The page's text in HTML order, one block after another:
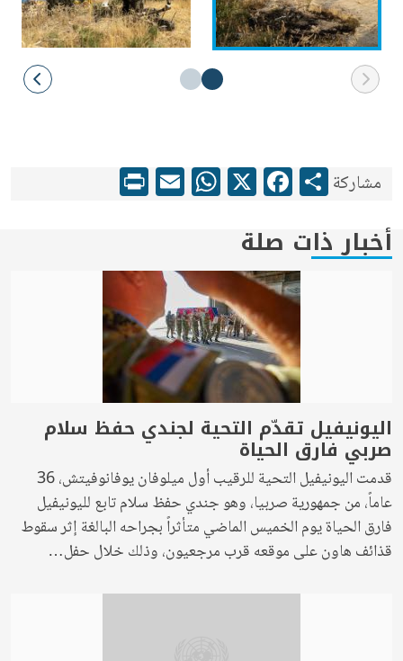
مشاركةShare
Facebook
X
WhatsApp
Email
Print
أخبار ذات صلة
اليونيفيل تقدّم التحية لجندي حفظ سلام
صربي فارق الحياة
قدمت اليونيفيل التحية للرقيب أول ميلوفان يوفانوفيتش، 36
عاماً، من جمهورية صربيا، وهو جندي حفظ سلام تابع لليونيفيل
فارق الحياة يوم الخميس الماضي متأثراً بجراحه البالغة إثر سقوط
قذائف هاون على موقعه قرب مرجعيون، وذلك خلال حفل…